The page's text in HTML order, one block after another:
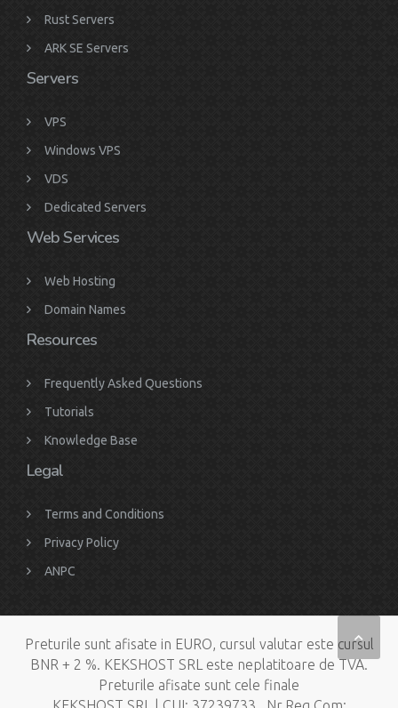
Rust Servers
ARK SE Servers
Servers
VPS
Windows VPS
VDS
Dedicated Servers
Web Services
Web Hosting
Domain Names
Resources
Frequently Asked Questions
Tutorials
Knowledge Base
Legal
Terms and Conditions
Privacy Policy
ANPC
Preturile sunt afisate in EURO, cursul valutar este cursul
BNR + 2 %. KEKSHOST SRL este neplatitoare de TVA.
Preturile afisate sunt cele finale